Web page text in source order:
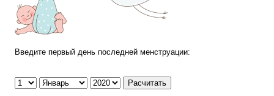
Введите первый день последней менструации: